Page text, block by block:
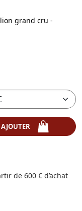
grand cru -
de 600 € d’achat